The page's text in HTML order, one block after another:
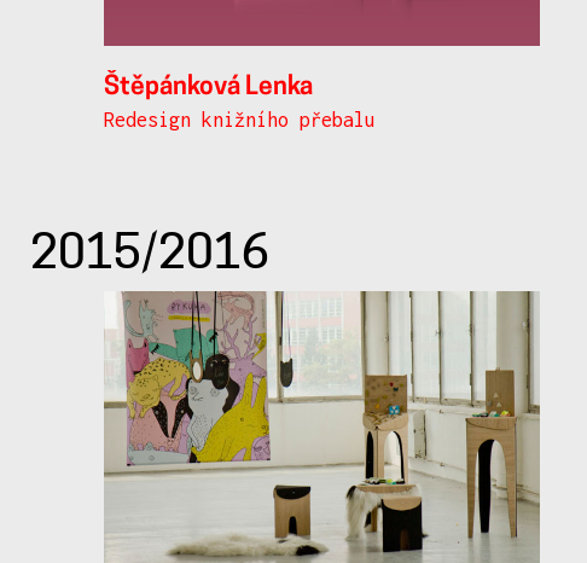
Štěpánková Lenka
Redesign knižního přebalu
2015/2016